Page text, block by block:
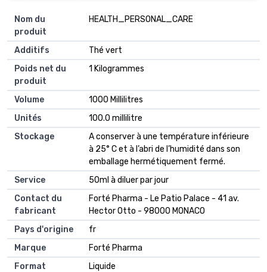
Nom du
produit
‎HEALTH_PERSONAL_CARE
Additifs
‎Thé vert
Poids net du
produit
‎1 Kilogrammes
Volume
‎1000 Millilitres
Unités
‎100.0 millilitre
Stockage
‎A conserver à une température inférieure
à 25° C et à l’abri de l’humidité dans son
emballage hermétiquement fermé.
Service
‎50ml à diluer par jour
Contact du
fabricant
‎Forté Pharma - Le Patio Palace - 41 av.
Hector Otto - 98000 MONACO
Pays d'origine
‎fr
Marque
‎Forté Pharma
Format
‎Liquide